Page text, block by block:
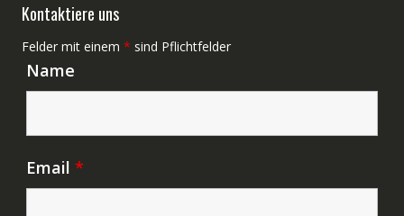
Kontaktiere uns
Felder mit einem * sind Pflichtfelder
Name
Email *